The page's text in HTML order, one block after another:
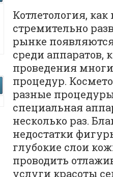
Котлетология,
стремительно
рынке
среди
проведения
процедур.
разные
специальная
несколько раз.
недостатки
глубокие слои
проводить
услуги красоты